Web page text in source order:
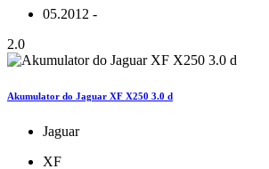
05.2012 -
2.0
Akumulator do Jaguar XF X250 3.0 d
Jaguar
XF